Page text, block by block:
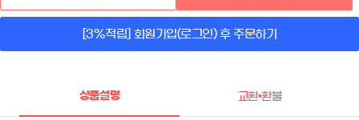
[3%적립] 회원가입(로그인) 후 주문하기
상품설명 교환•환불